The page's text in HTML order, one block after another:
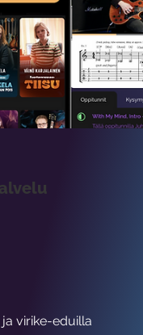
Kokeile Ilmaiseksi
saat koko
viikon ajaksi.
virike-eduilla